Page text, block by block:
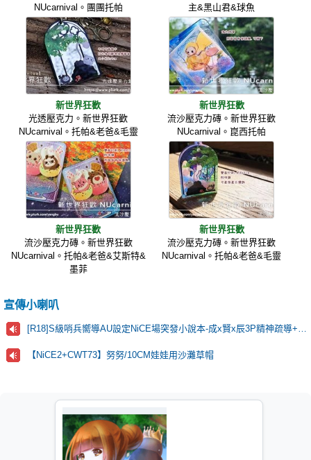
NUcarnival。團團托帕
主&黑山君&球魚
新世界狂歡
光透壓克力。新世界狂歡
NUcarnival。托帕&老爸&毛靈
新世界狂歡
流沙壓克力磚。新世界狂歡
NUcarnival。崑西托帕
新世界狂歡
流沙壓克力磚。新世界狂歡
NUcarnival。托帕&老爸&艾斯特&
墨菲
新世界狂歡
流沙壓克力磚。新世界狂歡
NUcarnival。托帕&老爸&毛靈
宣傳小喇叭
【NiCE2+CWT73】努努/10CM娃娃用沙灘草帽